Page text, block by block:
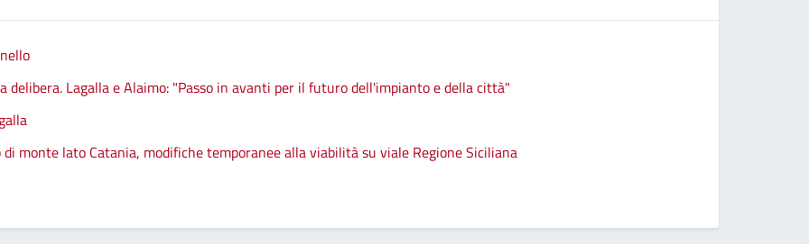
delibera. Lagalla e Alaimo: "Passo in avanti per il futuro dell'impianto e della città"
di monte lato Catania, modifiche temporanee alla viabilità su viale Regione Siciliana